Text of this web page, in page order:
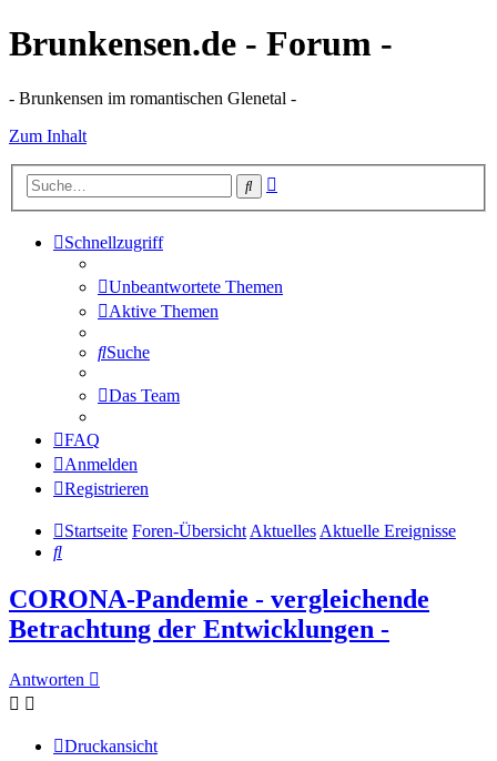
Brunkensen.de - Forum -
- Brunkensen im romantischen Glenetal -
Zum Inhalt
Suche
Schnellzugriff
Unbeantwortete Themen
Aktive Themen
Suche
Das Team
FAQ
Anmelden
Registrieren
Startseite Foren-ÜbersichtAktuellesAktuelle Ereignisse
Suche
CORONA-Pandemie - vergleichende
Betrachtung der Entwicklungen -
Antworten
Druckansicht